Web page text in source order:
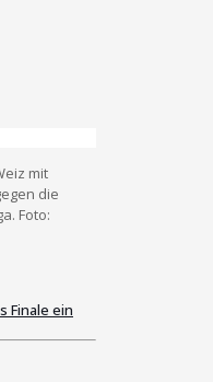
mit
die
Foto:
Finale ein